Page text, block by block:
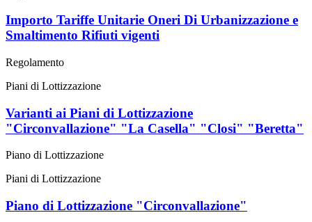
Importo Tariffe Unitarie Oneri Di Urbanizzazione e
Smaltimento Rifiuti vigenti
Regolamento
Piani di Lottizzazione
Varianti ai Piani di Lottizzazione
"Circonvallazione" "La Casella" "Closi" "Beretta"
Piano di Lottizzazione
Piani di Lottizzazione
Piano di Lottizzazione "Circonvallazione"